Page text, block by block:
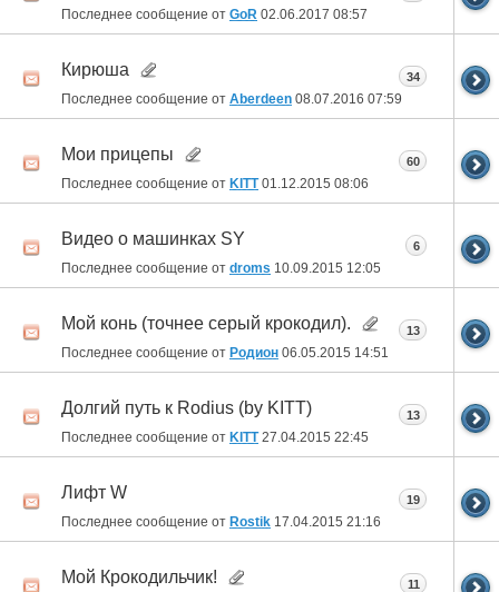
Последнее сообщение от GoR 02.06.2017 08:57
Кирюша
Последнее сообщение от Aberdeen 08.07.2016 07:59
34
Мои прицепы
Последнее сообщение от KITT01.12.2015 08:06
60
Видео о машинках SY
Последнее сообщение от droms 10.09.2015 12:05
6
Мой конь (точнее серый крокодил).
Последнее сообщение от Родион 06.05.2015 14:51
13
Долгий путь к Rodius (by KITT)
Последнее сообщение от KITT27.04.2015 22:45
13
Лифт W
Последнее сообщение от Rostik 17.04.2015 21:16
19
Мой Крокодильчик! 11